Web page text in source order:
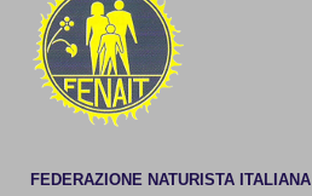
FEDERAZIONE NATURISTA ITALIANA